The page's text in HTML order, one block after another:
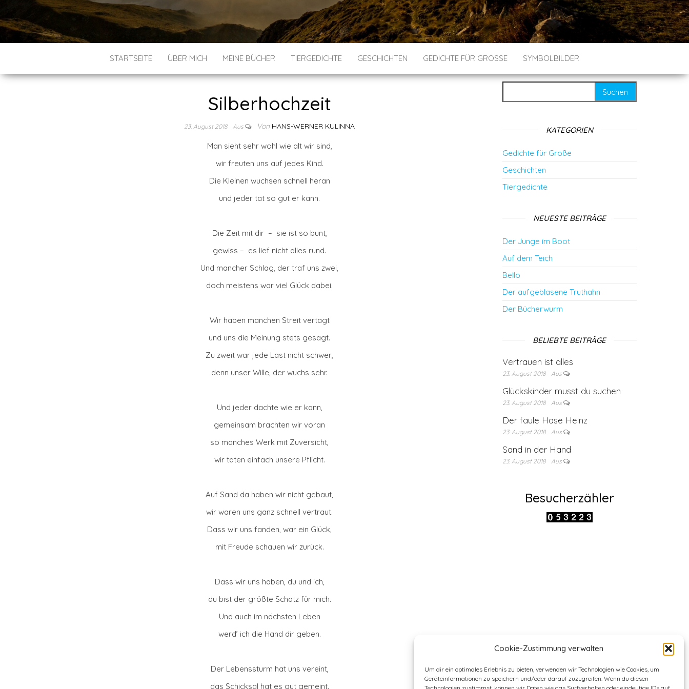
Cookie-Zustimmung verwalten
Um dir ein optimales Erlebnis zu bieten, verwenden wir Technologien wie Cookies, um
Geräteinformationen zu speichern und/oder darauf zuzugreifen. Wenn du diesen
STARTSEITE ÜBER MICH MEINE BÜCHER TIERGEDICHTE GESCHICHTEN GEDICHTE FÜR GROSSE SYMBOLBILDER
Silberhochzeit
23. August 2018 Aus Von HANS-WERNER KULINNA
Man sieht sehr wohl wie alt wir sind,
wir freuten uns auf jedes Kind.
Die Kleinen wuchsen schnell heran
und jeder tat so gut er kann.
Die Zeit mit dir – sie ist so bunt,
gewiss – es lief nicht alles rund.
Und mancher Schlag, der traf uns zwei,
doch meistens war viel Glück dabei.
Wir haben manchen Streit vertagt
und uns die Meinung stets gesagt.
Zu zweit war jede Last nicht schwer,
denn unser Wille, der wuchs sehr.
Und jeder dachte wie er kann,
gemeinsam brachten wir voran
so manches Werk mit Zuversicht,
wir taten einfach unsere Pflicht.
Auf Sand da haben wir nicht gebaut,
wir waren uns ganz schnell vertraut.
Dass wir uns fanden, war ein Glück,
mit Freude schauen wir zurück.
Dass wir uns haben, du und ich,
du bist der größte Schatz für mich.
Und auch im nächsten Leben
werd’ ich die Hand dir geben.
Der Lebenssturm hat uns vereint,
das Schicksal hat es gut gemeint.
KATEGORIEN
Gedichte für Große
Geschichten
Tiergedichte
NEUESTE BEITRÄGE
Der Junge im Boot
Auf dem Teich
Bello
Der aufgeblasene Truthahn
Der Bücherwurm
BELIEBTE BEITRÄGE
Vertrauen ist alles
23. August 2018 Aus
Glückskinder musst du suchen
23. August 2018 Aus
Der faule Hase Heinz
23. August 2018 Aus
Sand in der Hand
23. August 2018 Aus
Besucherzähler